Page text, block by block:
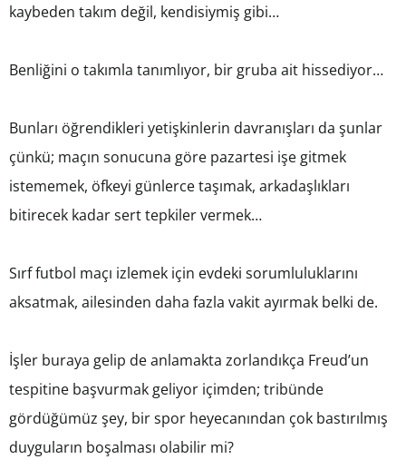
kaybeden takım değil, kendisiymiş gibi…
Benliğini o takımla tanımlıyor, bir gruba ait hissediyor…
Bunları öğrendikleri yetişkinlerin davranışları da şunlar
çünkü; maçın sonucuna göre pazartesi işe gitmek
istememek, öfkeyi günlerce taşımak, arkadaşlıkları
bitirecek kadar sert tepkiler vermek…
Sırf futbol maçı izlemek için evdeki sorumluluklarını
aksatmak, ailesinden daha fazla vakit ayırmak belki de.
İşler buraya gelip de anlamakta zorlandıkça Freud’un
tespitine başvurmak geliyor içimden; tribünde
gördüğümüz şey, bir spor heyecanından çok bastırılmış
duyguların boşalması olabilir mi?